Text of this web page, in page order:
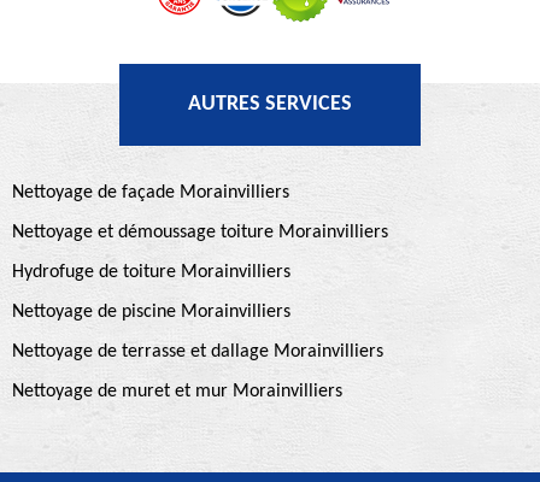
AUTRES SERVICES
Nettoyage de façade Morainvilliers
Nettoyage et démoussage toiture Morainvilliers
Hydrofuge de toiture Morainvilliers
Nettoyage de piscine Morainvilliers
Nettoyage de terrasse et dallage Morainvilliers
Nettoyage de muret et mur Morainvilliers